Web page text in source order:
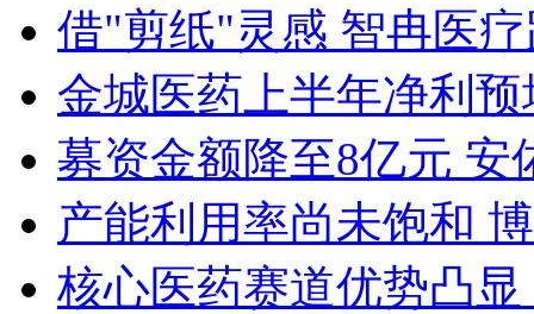
借"剪纸"灵感 智冉医
金城医药上半年净利预
募资金额降至8亿元 安
产能利用率尚未饱和
核心医药赛道优势凸